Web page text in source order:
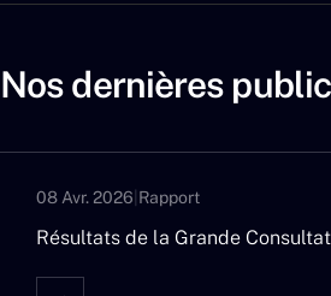
Nos dernières
08 Avr. 2026 Rapport
Résultats de la Grande